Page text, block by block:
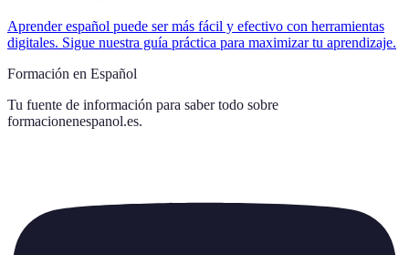
Aprender español puede ser más fácil y efectivo con herramientas
digitales. Sigue nuestra guía práctica para maximizar tu aprendizaje.
Formación en Español
Tu fuente de información para saber todo sobre
formacionenespanol.es.